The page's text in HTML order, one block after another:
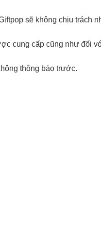
sẽ không chịu trách
cung cấp cũng như đối
thông báo trước.